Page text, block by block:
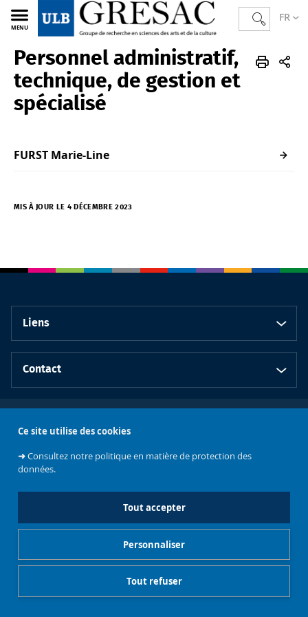
Ce site utilise des cookies
➜Consultez notre politique en matière de protection des
données.
Tout accepter
Tout refuser
Personnaliser
FR
MENU
GRESAC FR
Membres
Personnel administratif, technique, de gestion et spécialisé
Personnel administratif,
technique, de gestion et
spécialisé
FURST Marie-Line
MIS À JOUR LE 4 DÉCEMBRE 2023
Liens
Contact
Faculté de
Philosophie et
sociales
de Bruxelles